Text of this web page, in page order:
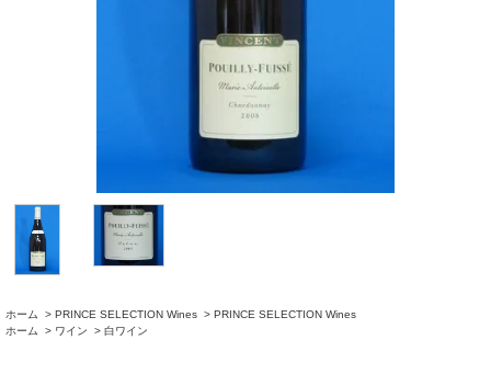
ホーム > PRINCE SELECTION Wines > PRINCE SELECTION Wines
ホーム
> ワイン > 白ワイン